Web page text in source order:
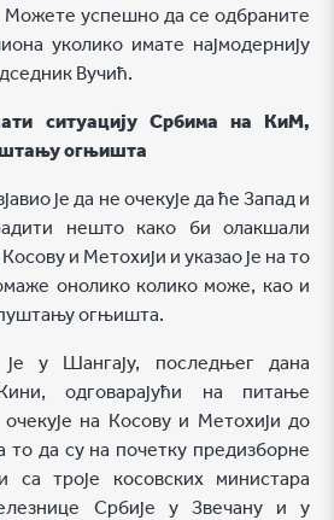
Можете успешно да се одбраните
уколико имате најмодернију
Вучић.
ситуацију Србима на КиМ,
огњишта
је да не очекује да ће Запад и
нешто како би олакшали
и Метохији и указао је на то
онолико колико може, као и
огњишта.
у Шангају, последњег дана
одговарајући на питање
на Косову и Метохији до
то да су на почетку предизборне
са троје косовских министара
Србије у Звечану и у